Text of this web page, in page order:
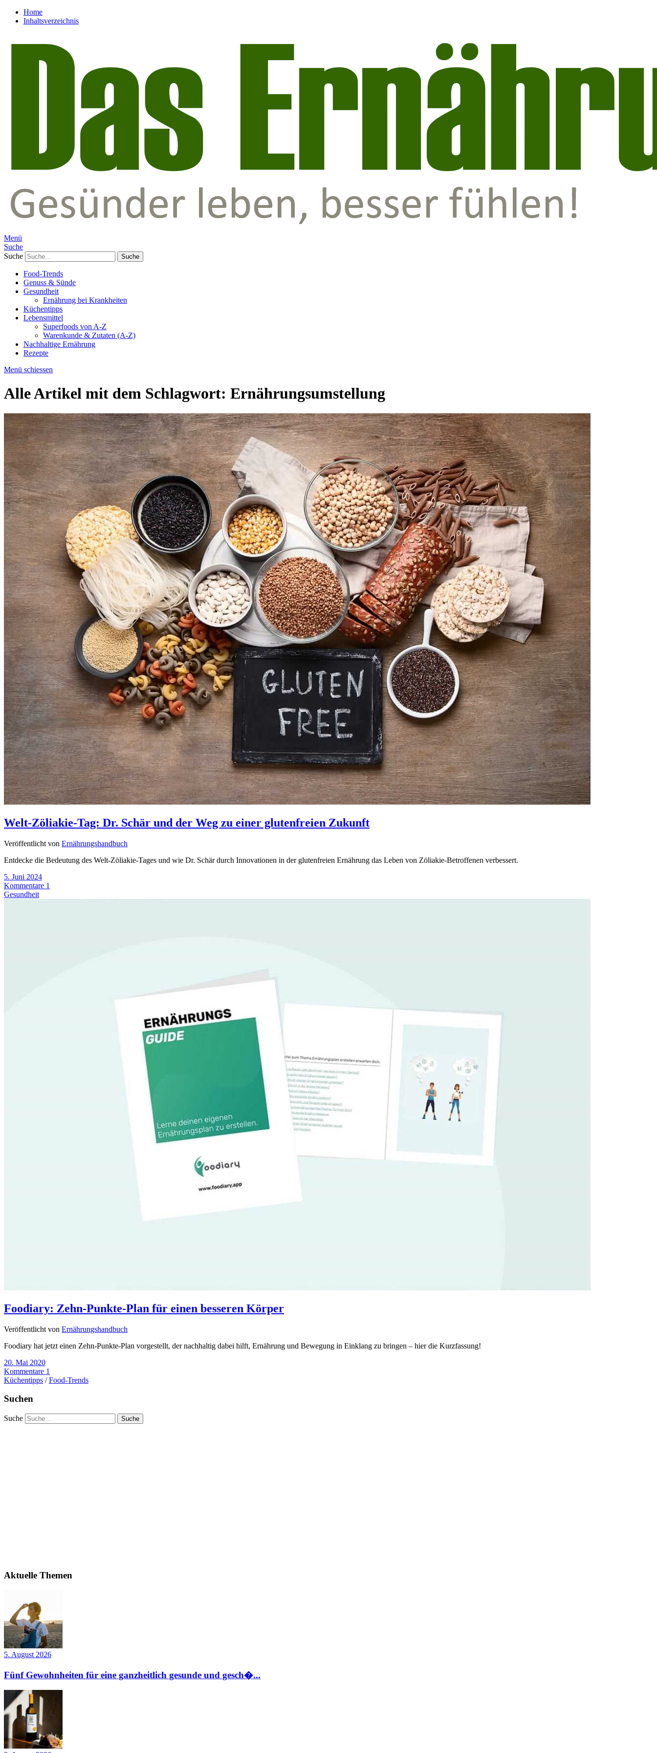
Home
Inhaltsverzeichnis
Menü
Suche
Suche
Food-Trends
Genuss & Sünde
Gesundheit
Ernährung bei Krankheiten
Küchentipps
Lebensmittel
Superfoods von A-Z
Warenkunde & Zutaten (A-Z)
Nachhaltige Ernährung
Rezepte
Menü schiessen
Alle Artikel mit dem Schlagwort: Ernährungsumstellung
Welt-Zöliakie-Tag: Dr. Schär und der Weg zu einer glutenfreien Zukunft
Veröffentlicht von Ernährungshandbuch
Entdecke die Bedeutung des Welt-Zöliakie-Tages und wie Dr. Schär durch Innovationen in der glutenfreien Ernährung das Leben von Zöliakie-Betroffenen verbessert.
5. Juni 2024
Kommentare 1
Gesundheit
Foodiary: Zehn-Punkte-Plan für einen besseren Körper
Veröffentlicht von Ernährungshandbuch
Foodiary hat jetzt einen Zehn-Punkte-Plan vorgestellt, der nachhaltig dabei hilft, Ernährung und Bewegung in Einklang zu bringen – hier die Kurzfassung!
20. Mai 2020
Kommentare 1
Küchentipps /Food-Trends
Suchen
Suche
Aktuelle Themen
5. August 2026
Fünf Gewohnheiten für eine ganzheitlich gesunde und gesch�...